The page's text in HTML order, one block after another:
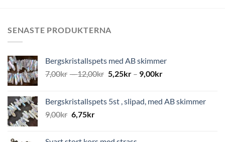
SENASTE PRODUKTERNA
Bergskristallspets med AB skimmer
7,00kr –12,00kr 5,25kr– 9,00kr
Bergskristallspets 5st , slipad, med AB skimmer
9,00kr 6,75kr